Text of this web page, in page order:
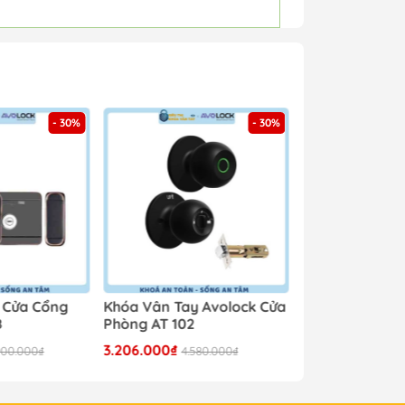
- 30%
Cổng
- 30%
Khóa Vân Tay Avolock Cửa
Phòng AT 102
3.206.000₫ 4.580.000₫